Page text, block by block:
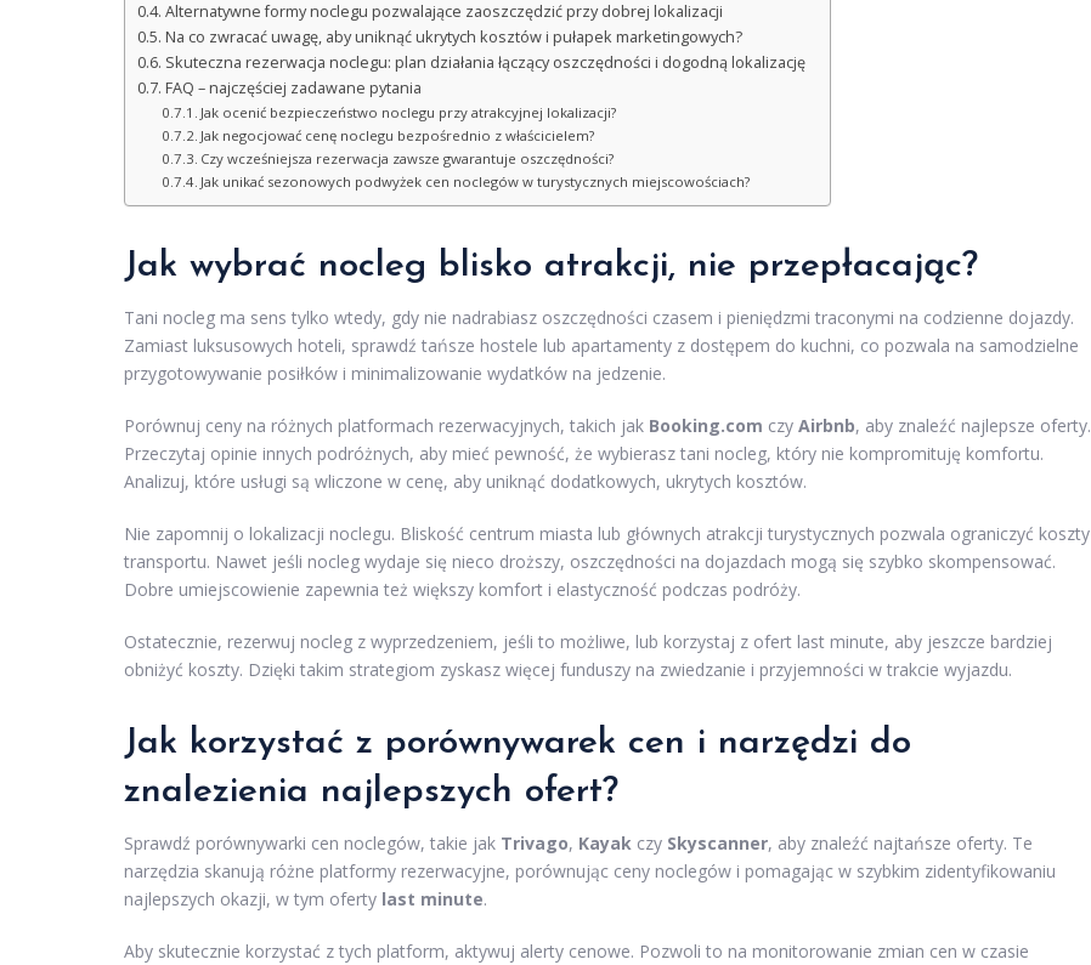
Alternatywne formy noclegu pozwalające zaoszczędzić przy dobrej lokalizacji
Na co zwracać uwagę, aby uniknąć ukrytych kosztów i pułapek marketingowych?
Skuteczna rezerwacja noclegu: plan działania łączący oszczędności i dogodną lokalizację
FAQ – najczęściej zadawane pytania
Jak ocenić bezpieczeństwo noclegu przy atrakcyjnej lokalizacji?
Jak negocjować cenę noclegu bezpośrednio z właścicielem?
Czy wcześniejsza rezerwacja zawsze gwarantuje oszczędności?
Jak unikać sezonowych podwyżek cen noclegów w turystycznych miejscowościach?
Jak wybrać nocleg blisko atrakcji, nie przepłacając?
Tani nocleg ma sens tylko wtedy, gdy nie nadrabiasz oszczędności czasem i pieniędzmi traconymi na codzienne dojazdy.
Zamiast luksusowych hoteli, sprawdź tańsze hostele lub apartamenty z dostępem do kuchni, co pozwala na samodzielne
przygotowywanie posiłków i minimalizowanie wydatków na jedzenie.
Porównuj ceny na różnych platformach rezerwacyjnych, takich jak Booking.com czy Airbnb, aby znaleźć najlepsze oferty.
Przeczytaj opinie innych podróżnych, aby mieć pewność, że wybierasz tani nocleg, który nie kompromituję komfortu.
Analizuj, które usługi są wliczone w cenę, aby uniknąć dodatkowych, ukrytych kosztów.
Nie zapomnij o lokalizacji noclegu. Bliskość centrum miasta lub głównych atrakcji turystycznych pozwala ograniczyć koszty
transportu. Nawet jeśli nocleg wydaje się nieco droższy, oszczędności na dojazdach mogą się szybko skompensować.
Dobre umiejscowienie zapewnia też większy komfort i elastyczność podczas podróży.
Ostatecznie, rezerwuj nocleg z wyprzedzeniem, jeśli to możliwe, lub korzystaj z ofert last minute, aby jeszcze bardziej
obniżyć koszty. Dzięki takim strategiom zyskasz więcej funduszy na zwiedzanie i przyjemności w trakcie wyjazdu.
Jak korzystać z porównywarek cen i narzędzi do
znalezienia najlepszych ofert?
Sprawdź porównywarki cen noclegów, takie jak Trivago, Kayak czy Skyscanner, aby znaleźć najtańsze oferty. Te
narzędzia skanują różne platformy rezerwacyjne, porównując ceny noclegów i pomagając w szybkim zidentyfikowaniu
najlepszych okazji, w tym oferty last minute.
Aby skutecznie korzystać z tych platform, aktywuj alerty cenowe. Pozwoli to na monitorowanie zmian cen w czasie